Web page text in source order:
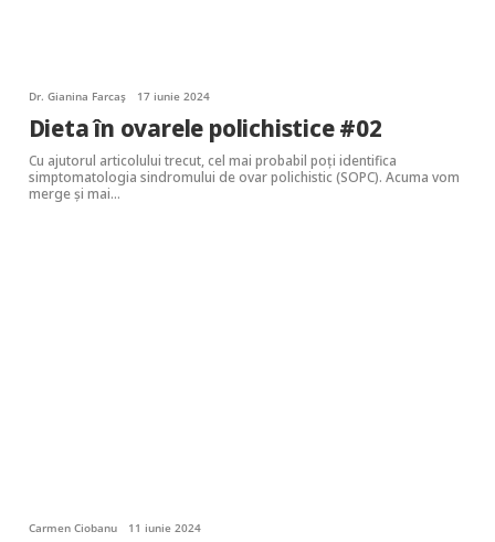
Dr. Gianina Farcaș 17 iunie 2024
Dieta în ovarele polichistice #02
Cu ajutorul articolului trecut, cel mai probabil poți identifica
simptomatologia sindromului de ovar polichistic (SOPC). Acuma vom
merge și mai…
Carmen Ciobanu 11 iunie 2024